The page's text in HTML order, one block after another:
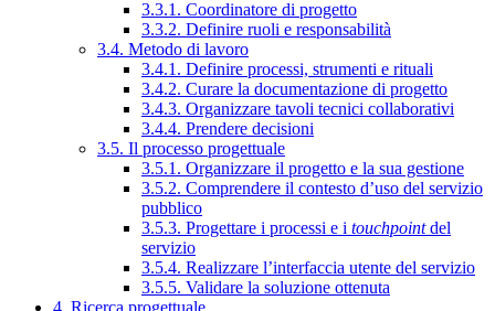
3.3.1. Coordinatore di progetto
3.3.2. Definire ruoli e responsabilità
3.4. Metodo di lavoro
3.4.1. Definire processi, strumenti e rituali
3.4.2. Curare la documentazione di progetto
3.4.3. Organizzare tavoli tecnici collaborativi
3.4.4. Prendere decisioni
3.5. Il processo progettuale
3.5.1. Organizzare il progetto e la sua gestione
3.5.2. Comprendere il contesto d’uso del servizio
pubblico
3.5.3. Progettare i processi e i touchpointdel
servizio
3.5.4. Realizzare l’interfaccia utente del servizio
3.5.5. Validare la soluzione ottenuta
4. Ricerca progettuale